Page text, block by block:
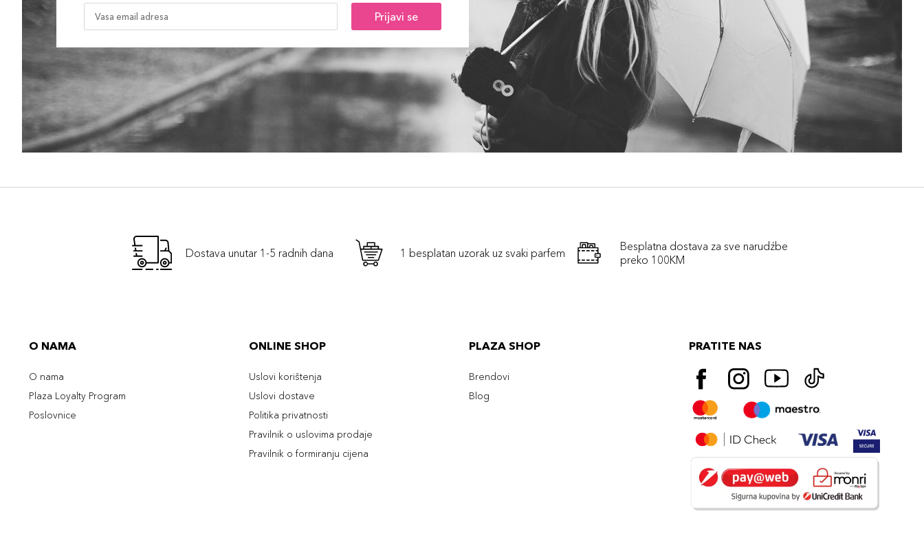
Prijavi se
Dostava unutar 1-5 radnih dana 1 besplatan uzorak uz svaki parfem
Besplatna dostava za sve narudźbe
preko 100KM
O NAMA
O nama
Plaza Loyalty Program
Poslovnice
ONLINE SHOP
Uslovi korištenja
Uslovi dostave
Politika privatnosti
Pravilnik o uslovima prodaje
Pravilnik o formiranju cijena
PLAZA SHOP
Brendovi
Blog
PRATITE NAS